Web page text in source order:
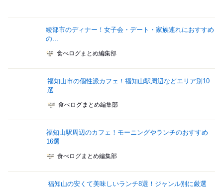
綾部市のディナー！女子会・デート・家族連れにおすすめ
の...
食べログまとめ編集部
福知山市の個性派カフェ！福知山駅周辺などエリア別10
選
食べログまとめ編集部
福知山駅周辺のカフェ！モーニングやランチのおすすめ
16選
食べログまとめ編集部
福知山の安くて美味しいランチ8選！ジャンル別に厳選